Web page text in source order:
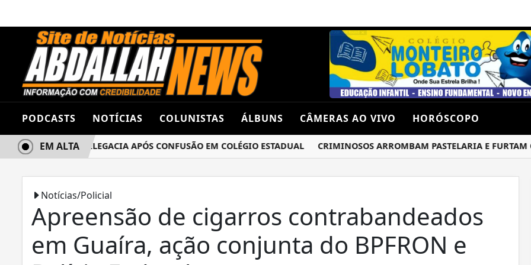
PODCASTS NOTÍCIAS COLUNISTAS ÁLBUNS CÂMERAS AO VIVO HORÓSCOPO
NA DELEGACIA APÓS CONFUSÃO EM COLÉGIO ESTADUAL CRIMINOSOS ARROMBAM PASTELARIA E FURTAM
EM ALTA
Notícias/Policial
Apreensão de cigarros contrabandeados
em Guaíra, ação conjunta do BPFRON e